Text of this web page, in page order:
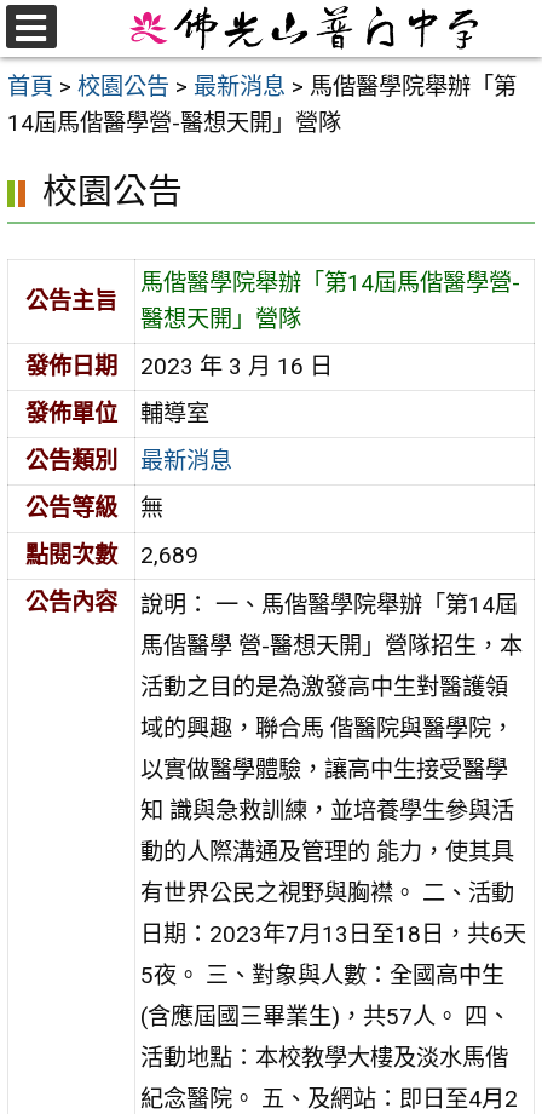
跳
至
主
要
首頁 > 校園公告 > 最新消息 > 馬偕醫學院舉辦「第
14屆馬偕醫學營-醫想天開」營隊
校園公告
公告主旨
馬偕醫學院舉辦「第14屆馬偕醫學營-
醫想天開」營隊
發佈日期
2023 年 3 月 16 日
發佈單位
輔導室
公告類別
最新消息
公告等級
無
點閱次數
2,689
公告內容
說明： 一、馬偕醫學院舉辦「第14屆
馬偕醫學 營-醫想天開」營隊招生，本
活動之目的是為激發高中生對醫護領
域的興趣，聯合馬 偕醫院與醫學院，
以實做醫學體驗，讓高中生接受醫學
知 識與急救訓練，並培養學生參與活
動的人際溝通及管理的 能力，使其具
有世界公民之視野與胸襟。 二、活動
日期：2023年7月13日至18日，共6天
5夜。 三、對象與人數：全國高中生
(含應屆國三畢業生)，共57人。 四、
活動地點：本校教學大樓及淡水馬偕
紀念醫院。 五、及網站：即日至4月2
選
單